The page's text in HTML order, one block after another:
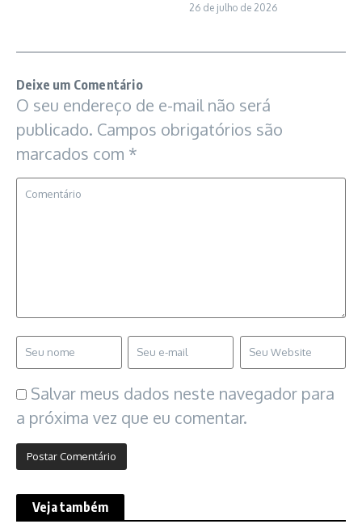
26 de julho de 2026
Deixe um Comentário
O seu endereço de e-mail não será
publicado. Campos obrigatórios são
marcados com *
Salvar meus dados neste navegador para
a próxima vez que eu comentar.
Veja também